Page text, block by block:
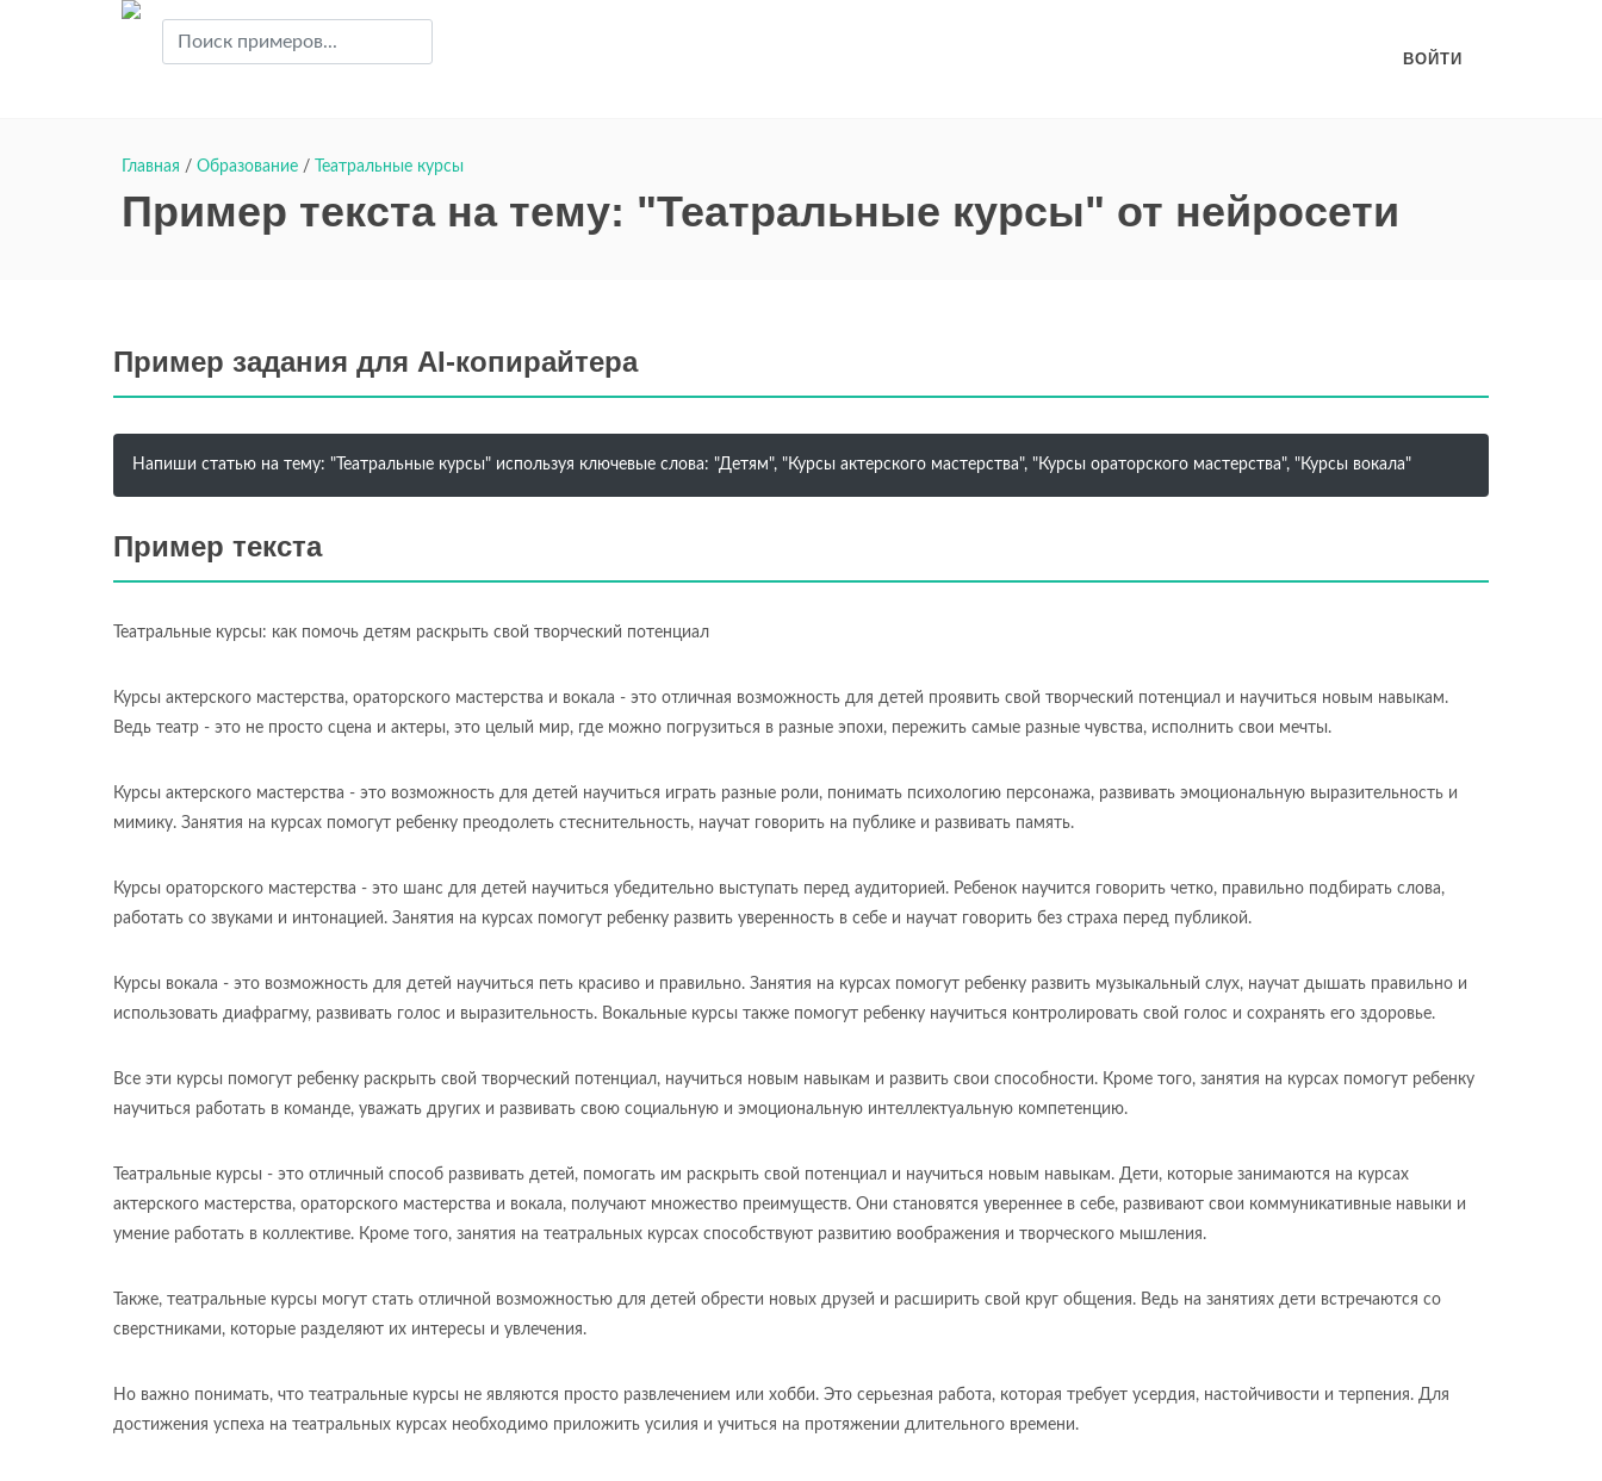
ВОЙТИ
Главная / Образование / Театральные курсы
Пример текста на тему: "Театральные курсы" от нейросети
Пример задания для AI-копирайтера
Напиши статью на тему: "Театральные курсы" используя ключевые слова: "Детям", "Курсы актерского мастерства", "Курсы ораторского мастерства", "Курсы вокала"
Пример текста
Театральные курсы: как помочь детям раскрыть свой творческий потенциал
Курсы актерского мастерства, ораторского мастерства и вокала - это отличная возможность для детей проявить свой творческий потенциал и научиться новым навыкам.
Ведь театр - это не просто сцена и актеры, это целый мир, где можно погрузиться в разные эпохи, пережить самые разные чувства, исполнить свои мечты.
Курсы актерского мастерства - это возможность для детей научиться играть разные роли, понимать психологию персонажа, развивать эмоциональную выразительность и
мимику. Занятия на курсах помогут ребенку преодолеть стеснительность, научат говорить на публике и развивать память.
Курсы ораторского мастерства - это шанс для детей научиться убедительно выступать перед аудиторией. Ребенок научится говорить четко, правильно подбирать слова,
работать со звуками и интонацией. Занятия на курсах помогут ребенку развить уверенность в себе и научат говорить без страха перед публикой.
Курсы вокала - это возможность для детей научиться петь красиво и правильно. Занятия на курсах помогут ребенку развить музыкальный слух, научат дышать правильно и
использовать диафрагму, развивать голос и выразительность. Вокальные курсы также помогут ребенку научиться контролировать свой голос и сохранять его здоровье.
Все эти курсы помогут ребенку раскрыть свой творческий потенциал, научиться новым навыкам и развить свои способности. Кроме того, занятия на курсах помогут ребенку
научиться работать в команде, уважать других и развивать свою социальную и эмоциональную интеллектуальную компетенцию.
Театральные курсы - это отличный способ развивать детей, помогать им раскрыть свой потенциал и научиться новым навыкам. Дети, которые занимаются на курсах
актерского мастерства, ораторского мастерства и вокала, получают множество преимуществ. Они становятся увереннее в себе, развивают свои коммуникативные навыки и
умение работать в коллективе. Кроме того, занятия на театральных курсах способствуют развитию воображения и творческого мышления.
Также, театральные курсы могут стать отличной возможностью для детей обрести новых друзей и расширить свой круг общения. Ведь на занятиях дети встречаются со
сверстниками, которые разделяют их интересы и увлечения.
Но важно понимать, что театральные курсы не являются просто развлечением или хобби. Это серьезная работа, которая требует усердия, настойчивости и терпения. Для
достижения успеха на театральных курсах необходимо приложить усилия и учиться на протяжении длительного времени.